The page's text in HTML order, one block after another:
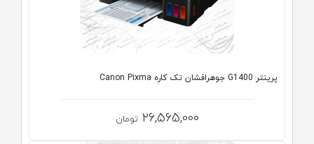
پرینتر G1400 جوهرافشان تک کاره Canon Pixma
26,565,000 تومان